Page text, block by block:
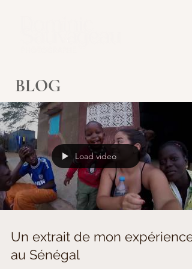
BLOG
Load video
Un extrait de mon expérience
au Sénégal